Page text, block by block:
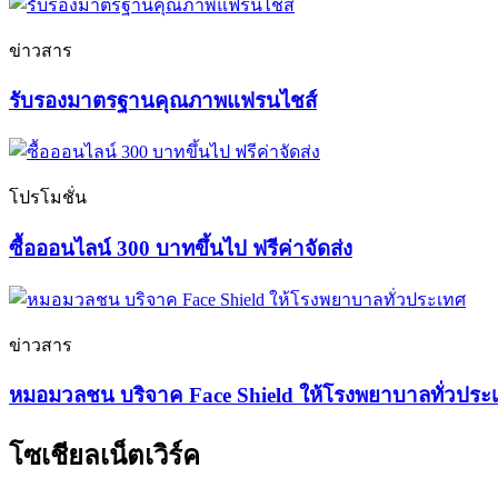
ข่าวสาร
รับรองมาตรฐานคุณภาพแฟรนไชส์
โปรโมชั่น
ซื้อออนไลน์ 300 บาทขึ้นไป ฟรีค่าจัดส่ง
ข่าวสาร
หมอมวลชน บริจาค Face Shield ให้โรงพยาบาลทั่วประ
โซเชียลเน็ตเวิร์ค